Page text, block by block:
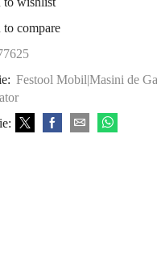
to compare
Festool Mobil|Masini de